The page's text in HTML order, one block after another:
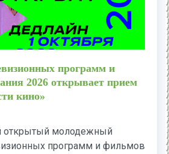
программ и
2026 открывает прием
кино»
молодежный
программ и фильмов